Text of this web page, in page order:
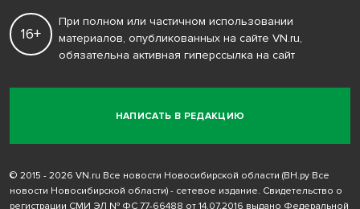
НАПИСАТЬ В РЕДАКЦИЮ
16+
При полном или частичном использовании
материалов, опубликованных на сайте VN.ru,
обязательна активная гиперссылка на сайт
© 2015 - 2026 VN.ru Все новости Новосибирской области (ВН.ру Все
новости Новосибирской области) - сетевое издание. Свидетельство о
регистрации СМИ ЭЛ № ФС 77-66488 от 14.07.2016 выдано Федеральной